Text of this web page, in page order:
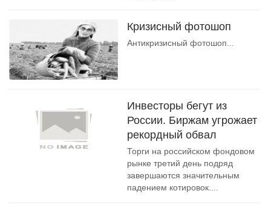
Кризисный фотошоп
Антикризисный фотошоп...
Инвесторы бегут из
России. Биржам угрожает
рекордный обвал
Торги на российском фондовом
рынке третий день подряд
завершаются значительным
падением котировок....